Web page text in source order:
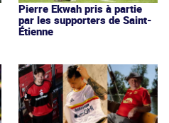
Pierre Ekwah pris à partie
par les supporters de Saint-
Étienne